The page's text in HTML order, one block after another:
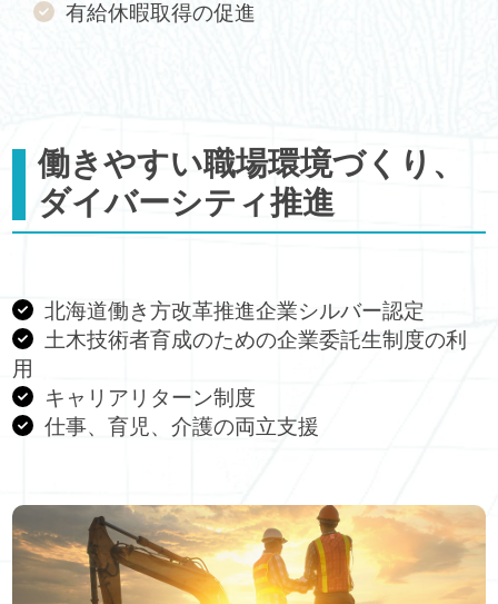
有給休暇取得の促進
働きやすい職場環境づくり、
ダイバーシティ推進
北海道働き方改革推進企業シルバー認定
土木技術者育成のための企業委託生制度の利
用
キャリアリターン制度
仕事、育児、介護の両立支援